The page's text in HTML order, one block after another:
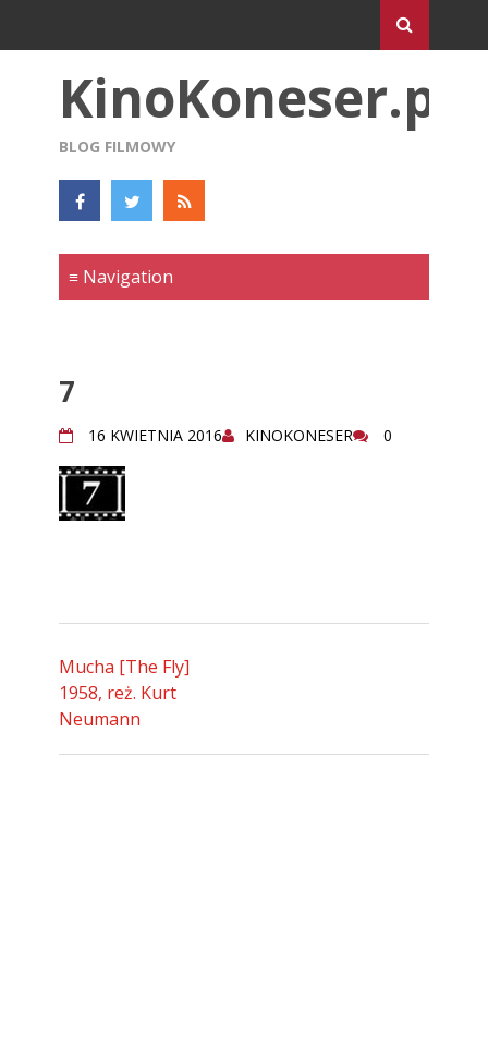
KinoKoneser.pl
BLOG FILMOWY
7
16 KWIETNIA 2016 KINOKONESER 0
Mucha [The Fly]
1958, reż. Kurt
Neumann